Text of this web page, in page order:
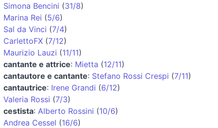
Simona Bencini (31/8)
Marina Rei (5/6)
Sal da Vinci (7/4)
CarlettoFX (7/12)
Maurizio Lauzi (11/11)
cantante e attrice: Mietta (12/11)
cantautore e cantante: Stefano Rossi Crespi (7/11)
cantautrice: Irene Grandi (6/12)
Valeria Rossi (7/3)
cestista: Alberto Rossini (10/6)
Andrea Cessel (16/6)